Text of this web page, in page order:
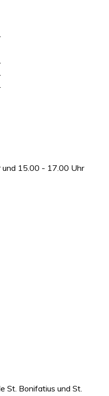
15.00 - 17.00 Uhr
St. Bonifatius und St.